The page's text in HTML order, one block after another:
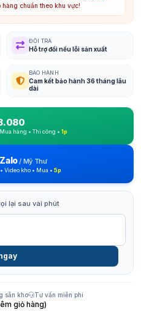
chuẩn theo khu vực!
ĐỔI TRẢ
Hỗ trợ đổi nếu lỗi sản xuất
BẢO HÀNH
Cam kết bảo hành 36 tháng lâu
dài
hàng • Thi công • 1p
/ Mỹ Thư
Video kho • Mua • 5p
lại sau vài phút
sẵn kho Tư vấn miễn phí
giỏ hàng)